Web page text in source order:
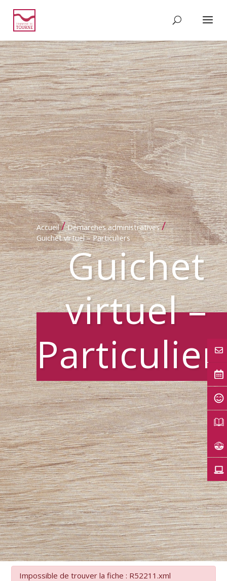
Accueil / Démarches administratives /
Guichet virtuel – Particuliers
Guichet
virtuel –
Impossible de trouver la fiche : R52211.xml